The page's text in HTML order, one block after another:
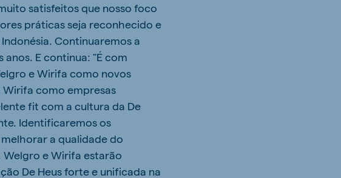
satisfeitos que nosso foco
práticas seja reconhecido e
Continuaremos a
E continua: "É com
e Wirifa como novos
Wirifa como empresas
fit com a cultura da De
Identificaremos os
a qualidade do
e Wirifa estarão
De Heus forte e unificada na